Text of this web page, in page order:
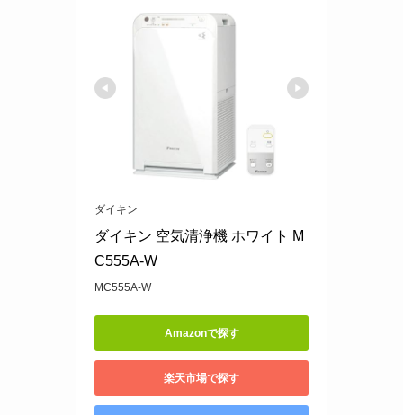
ダイキン
ダイキン 空気清浄機 ホワイト M
C555A-W
MC555A-W
Amazonで探す
楽天市場で探す